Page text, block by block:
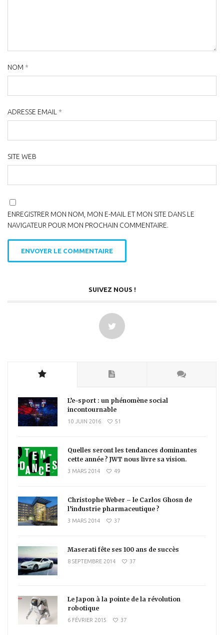
NOM *
ADRESSE EMAIL *
SITE WEB
ENREGISTRER MON NOM, MON E-MAIL ET MON SITE DANS LE
NAVIGATEUR POUR MON PROCHAIN COMMENTAIRE.
SUIVEZ NOUS !
L’e-sport : un phénomène social
incontournable
10 JUIN 2016 51
Quelles seront les tendances dominantes
cette année ? JWT nous livre sa vision.
3 MARS 2014 49
Christophe Weber – le Carlos Ghosn de
l’industrie pharmaceutique ?
3 MARS 2014 37
Maserati fête ses 100 ans de succès
8 SEPTEMBRE 2014 37
Le Japon à la pointe de la révolution
robotique
6 FÉVRIER 2015 37